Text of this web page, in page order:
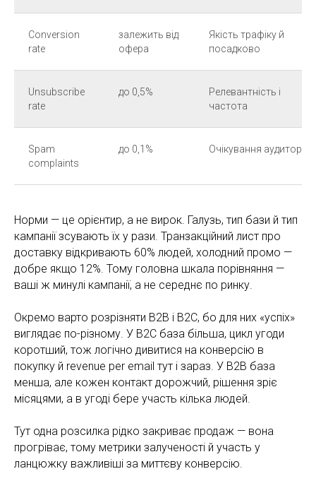
Conversion
rate
залежить від
офера
Якість трафіку й
посадково
Unsubscribe
rate
до 0,5%
Релевантність і
частота
Spam
complaints
до 0,1% Очікування аудиторії
Норми — це орієнтир, а не вирок. Галузь, тип бази й тип
кампанії зсувають їх у рази. Транзакційний лист про
доставку відкривають 60% людей, холодний промо —
добре якщо 12%. Тому головна шкала порівняння —
ваші ж минулі кампанії, а не середнє по ринку.
Окремо варто розрізняти B2B і B2C, бо для них «успіх»
виглядає по-різному. У B2C база більша, цикл угоди
коротший, тож логічно дивитися на конверсію в
покупку й revenue per email тут і зараз. У B2B база
менша, але кожен контакт дорожчий, рішення зріє
місяцями, а в угоді бере участь кілька людей.
Тут одна розсилка рідко закриває продаж — вона
прогріває, тому метрики залученості й участь у
ланцюжку важливіші за миттєву конверсію.